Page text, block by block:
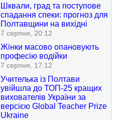
Шквали, град та поступове
спадання спеки: прогноз для
Полтавщини на вихідні
7 серпня, 20:12
Жінки масово опановують
професію водійки
7 серпня, 17:12
Учителька із Полтави
увійшла до ТОП-25 кращих
вихователів України за
версією Global Teacher Prize
Ukraine